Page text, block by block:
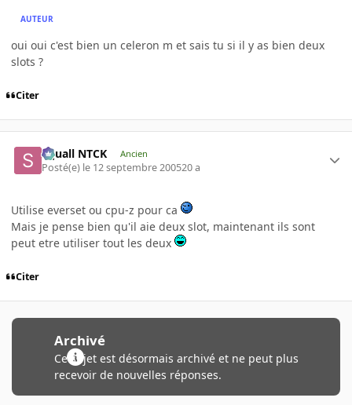
AUTEUR
oui oui c'est bien un celeron m et sais tu si il y as bien deux
slots ?
Citer
Squall NTCK Ancien
Posté(e) le 12 septembre 200520 a
Utilise everset ou cpu-z pour ca
Mais je pense bien qu'il aie deux slot, maintenant ils sont
peut etre utiliser tout les deux
Citer
Archivé
Ce sujet est désormais archivé et ne peut plus
recevoir de nouvelles réponses.